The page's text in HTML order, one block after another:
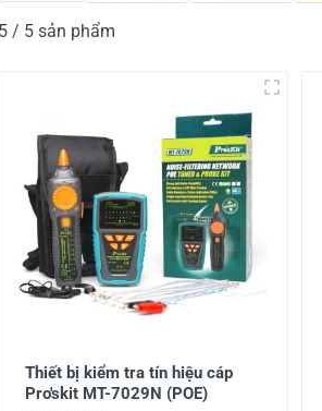
5 / 5 sản phẩm
Thiết bị kiểm tra tín hiệu cáp
Pro'skit MT-7029N (POE)